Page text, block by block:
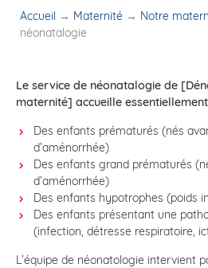
Accueil → Maternité → Notre
néonatalogie
Le service de néonatalogie de
maternité] accueille
Des enfants prématurés (nés
d’aménorrhée)
Des enfants grand prématurés
d’aménorrhée)
Des enfants hypotrophes (poids
Des enfants présentant une
(infection, détresse respiratoire,
L’équipe de néonatologie intervient